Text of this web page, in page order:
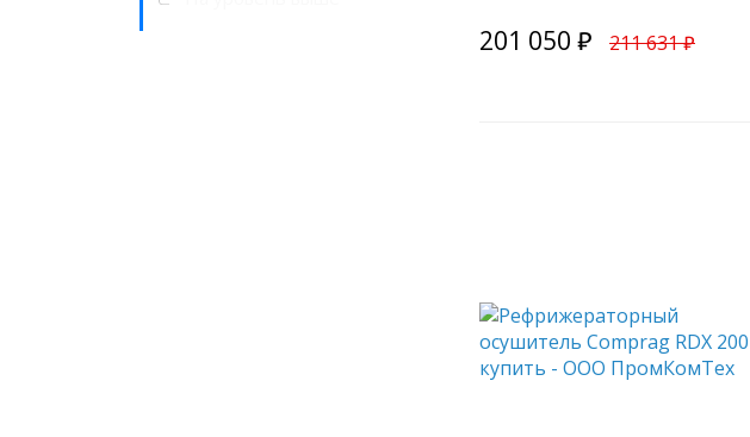
201 050 ₽ 211 631 ₽